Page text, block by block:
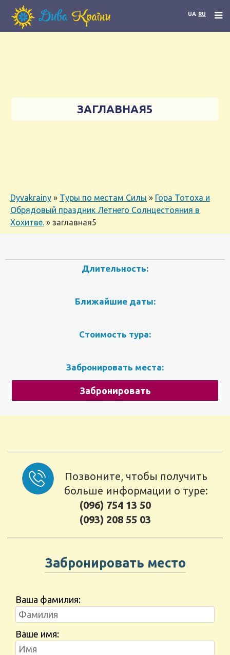
UA RU
ЗАГЛАВНАЯ5
Dyvakrainy » Туры по местам Силы » Гора Тотоха и
Обрядовый праздник Летнего Солнцестояния в
Хохитве. » заглавная5
Длительность:
Ближайшие даты:
Стоимость тура:
Забронировать места:
Забронировать
Позвоните, чтобы получить
больше информации о туре:
(096) 754 13 50
(093) 208 55 03
Забронировать место
Ваша фамилия:
Ваше имя: